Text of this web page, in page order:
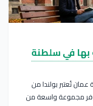
بها في سلطنة
تُعتبر بولندا من
مجموعة واسعة من